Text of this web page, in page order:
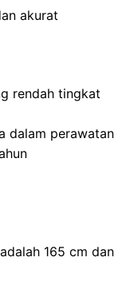
akurat
rendah tingkat
dalam perawatan
165 cm dan